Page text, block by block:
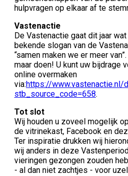
hulpvragen op elkaar af te
Vastenactie
De Vastenactie gaat dit jaar
bekende slogan van de
“samen maken we er meer
maar doen! U kunt uw bijdrage
online overmaken
via:https://www.vastenactie.nl/
stb_source_code=658.
Tot slot
Wij houden u zoveel mogelijk
de vitrinekast, Facebook en
Ter inspiratie drukken wij
wij anders in deze
vieringen gezongen zouden
- al dan niet zachtjes - voor